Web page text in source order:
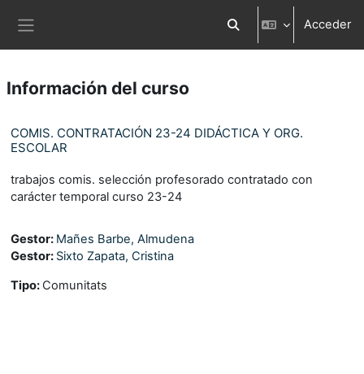
Selector de búsqueda
Acceder
Información del curso
COMIS. CONTRATACIÓN 23-24 DIDÁCTICA Y ORG.
ESCOLAR
trabajos comis. selección profesorado contratado con
carácter temporal curso 23-24
Gestor: Mañes Barbe, Almudena
Gestor: Sixto Zapata, Cristina
Tipo: Comunitats